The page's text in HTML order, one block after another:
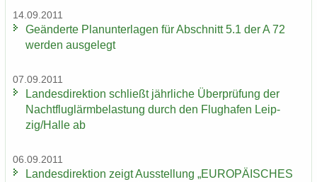
14.09.2011
Ge­än­der­te Plan­un­ter­la­gen für Ab­schnitt 5.1 der A 72
wer­den aus­ge­legt
07.09.2011
Lan­des­di­rek­ti­on schließt jähr­li­che Über­prü­fung der
Nacht­flug­lärm­be­las­tung durch den Flug­ha­fen Leip­
zig/Halle ab
06.09.2011
Lan­des­di­rek­ti­on zeigt Aus­stel­lung „EU­RO­PÄI­SCHES